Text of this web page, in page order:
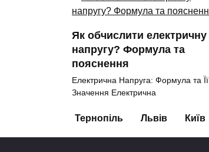
Як обчислити електричну
напругу? Формула та
пояснення
Електрична Напруга: Формула та Її
Значення Електрична
Тернопіль Львів Київ